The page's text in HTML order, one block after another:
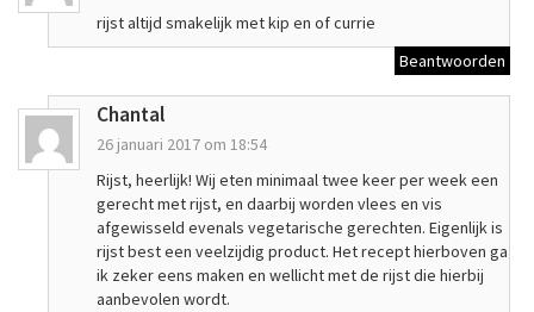
rijst altijd smakelijk met kip en of currie
Beantwoorden
Chantal
26 januari 2017 om 18:54
Rijst, heerlijk! Wij eten minimaal twee keer per week een
gerecht met rijst, en daarbij worden vlees en vis
afgewisseld evenals vegetarische gerechten. Eigenlijk is
rijst best een veelzijdig product. Het recept hierboven ga
ik zeker eens maken en wellicht met de rijst die hierbij
aanbevolen wordt.